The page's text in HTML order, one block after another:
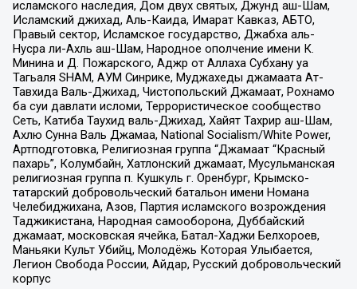
исламского наследия, Дом двух святых, Джунд аш-Шам,
Исламский джихад, Аль-Каида, Имарат Кавказ, АБТО,
Правый сектор, Исламское государство, Джабха аль-
Нусра ли-Ахль аш-Шам, Народное ополчение имени К.
Минина и Д. Пожарского, Аджр от Аллаха Субхану уа
Тагьаля SHAM, АУМ Синрике, Муджахеды джамаата Ат-
Тавхида Валь-Джихад, Чистопольский Джамаат, Рохнамо
ба суи давлати исломи, Террористическое сообщество
Сеть, Катиба Таухид валь-Джихад, Хайят Тахрир аш-Шам,
Ахлю Сунна Валь Джамаа, National Socialism/White Power,
Артподготовка, Религиозная группа “Джамаат “Красный
пахарь”, Колумбайн, Хатлонский джамаат, Мусульманская
религиозная группа п. Кушкуль г. Оренбург, Крымско-
татарский добровольческий батальон имени Номана
Челебиджихана, Азов, Партия исламского возрождения
Таджикистана, Народная самооборона, Дуббайский
джамаат, московская ячейка, Батал-Хаджи Белхороев,
Маньяки Культ Убийц, Молодёжь Которая Улыбается,
Легион Свобода России, Айдар, Русский добровольческий
корпус